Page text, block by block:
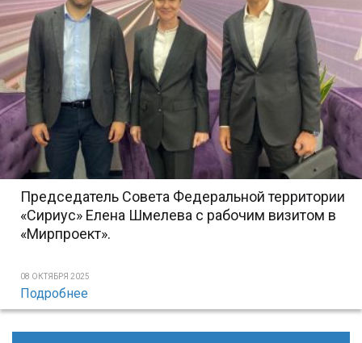
Председатель Совета Федеральной территории
«Сириус» Елена Шмелева с рабочим визитом в
«Мирпроект».
08 ОКТЯБРЯ 2025
Подробнее